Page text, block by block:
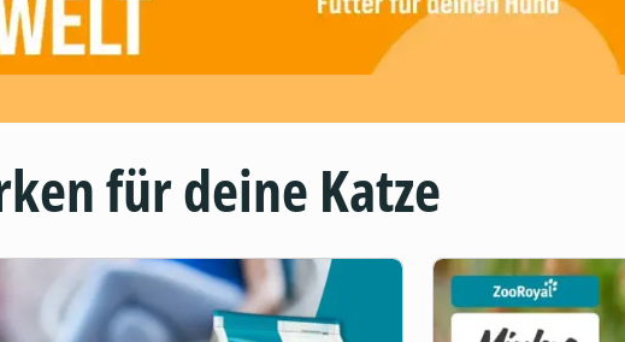
für deine Katze